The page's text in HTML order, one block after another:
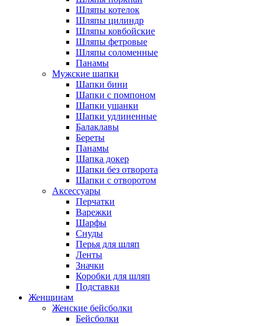
Шляпы котелок
Шляпы цилиндр
Шляпы ковбойские
Шляпы фетровые
Шляпы соломенные
Панамы
Мужские шапки
Шапки бини
Шапки с помпоном
Шапки ушанки
Шапки удлиненные
Балаклавы
Береты
Панамы
Шапка докер
Шапки без отворота
Шапки с отворотом
Аксессуары
Перчатки
Варежки
Шарфы
Снуды
Перья для шляп
Ленты
Значки
Коробки для шляп
Подставки
Женщинам
Женские бейсболки
Бейсболки